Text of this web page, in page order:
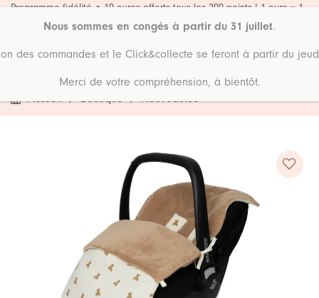
Passer
Programme fidélité • 10 euros offerts tous les 200 points ! 1 euro = 1
Accueil Boutique Nouveautés
Nous sommes en congés à partir du 31 juillet.
des commandes et le Click&collecte se feront à partir du
Merci de votre compréhension, à bientôt.